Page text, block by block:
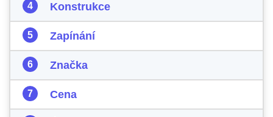
Konstrukce
Zapínání
Značka
Cena